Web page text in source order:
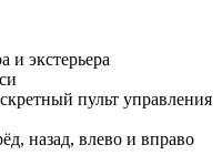
и экстерьера
пульт управления
назад, влево и вправо